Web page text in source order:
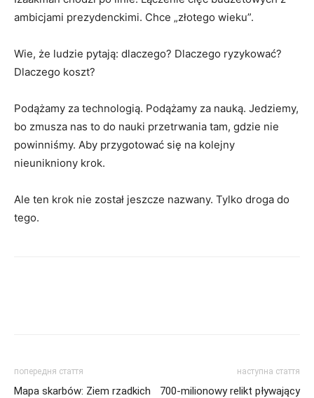
ambicjami prezydenckimi. Chce „złotego wieku”.
Wie, że ludzie pytają: dlaczego? Dlaczego ryzykować?
Dlaczego koszt?
Podążamy za technologią. Podążamy za nauką. Jedziemy,
bo zmusza nas to do nauki przetrwania tam, gdzie nie
powinniśmy. Aby przygotować się na kolejny
nieunikniony krok.
Ale ten krok nie został jeszcze nazwany. Tylko droga do
tego.
попередня стаття
Mapa skarbów: Ziem rzadkich
наступна стаття
700-milionowy relikt pływający